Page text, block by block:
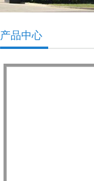
产品中心